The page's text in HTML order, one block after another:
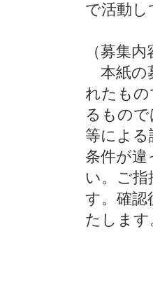
で活動し
（募集
本紙の
れたも
るもの
等による
条件が違
い。ご
す。確認
たします